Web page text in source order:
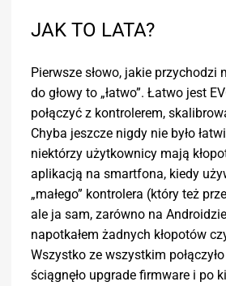
JAK TO LATA?
Pierwsze słowo, jakie przychodzi
do głowy to „łatwo”. Łatwo jest
połączyć z kontrolerem,
Chyba jeszcze nigdy nie było
niektórzy użytkownicy mają
aplikacją na smartfona, kiedy
„małego” kontrolera (który też
ale ja sam, zarówno na
napotkałem żadnych kłopotów
Wszystko ze wszystkim
ściągnęło upgrade firmware i po